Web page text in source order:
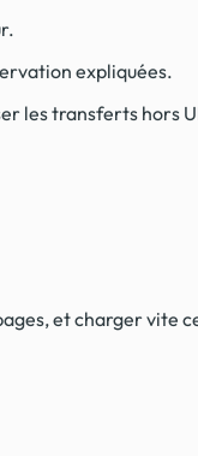
expliquées.
les transferts hors
et charger vite